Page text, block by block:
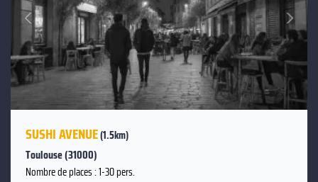
Précédent
Suivant
SUSHI AVENUE(1.5km)
Toulouse (31000)
Nombre de places : 1-30 pers.